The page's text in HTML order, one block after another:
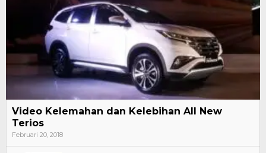
Video Kelemahan dan Kelebihan All New
Terios
Februari 20, 2018